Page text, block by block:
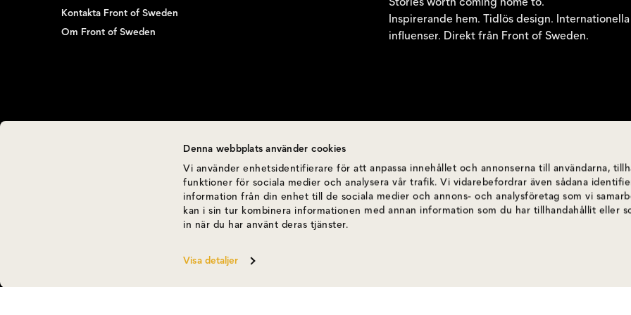
Denna webbplats använder cookies
Vi använder enhetsidentifierare för att anpassa innehållet och annonserna till användarna,
funktioner för sociala medier och analysera vår trafik. Vi vidarebefordrar även sådana
information från din enhet till de sociala medier och annons- och analysföretag som vi
kan i sin tur kombinera informationen med annan information som du har tillhandahållit eller
in när du har använt deras tjänster.
Visa detaljer
Kontakta Front of Sweden
Om Front of Sweden
Inspirerande hem. Tidlös design. Internationella
influenser. Direkt från Front of Sweden.